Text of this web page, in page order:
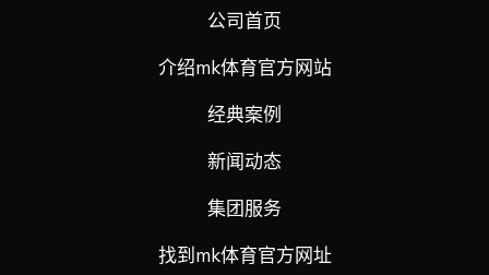
公司首页
介绍mk体育官方网站
经典案例
新闻动态
集团服务
找到mk体育官方网址